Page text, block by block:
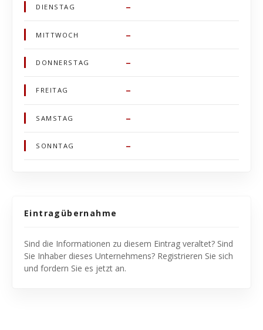
DIENSTAG –
MITTWOCH –
DONNERSTAG –
FREITAG –
SAMSTAG –
SONNTAG –
Eintragübernahme
Sind die Informationen zu diesem Eintrag veraltet? Sind
Sie Inhaber dieses Unternehmens? Registrieren Sie sich
und fordern Sie es jetzt an.